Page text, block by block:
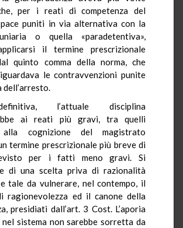
per i reati di competenza del
puniti in via alternativa con la
o quella «paradetentiva»,
il termine prescrizionale
quinto comma della norma, che
le contravvenzioni punite
dell’arresto.
l’attuale disciplina
ai reati più gravi, tra quelli
cognizione del magistrato
termine prescrizionale più breve di
per i fatti meno gravi. Si
di una scelta priva di razionalità
tale da vulnerare, nel contempo, il
ragionevolezza ed il canone della
presidiati dall’art. 3 Cost. L’aporia
sistema non sarebbe sorretta da